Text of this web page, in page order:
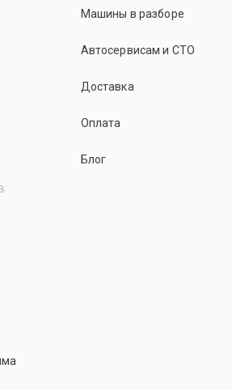
Машины в разборе
Автосервисам и СТО
Доставка
Оплата
Блог